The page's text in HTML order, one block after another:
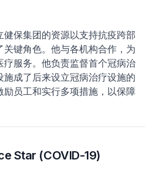
保集团的资源以支持抗疫跨部
关键角色。他与各机构合作，为
疗服务。他负责监督首个冠病治
成了后来设立冠病治疗设施的
励员工和实行多项措施，以保障
Star (COVID-19)